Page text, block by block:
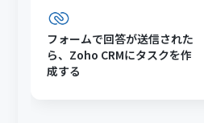
フォームで回答が送信された
ら、Zoho CRMにタスクを作
成する